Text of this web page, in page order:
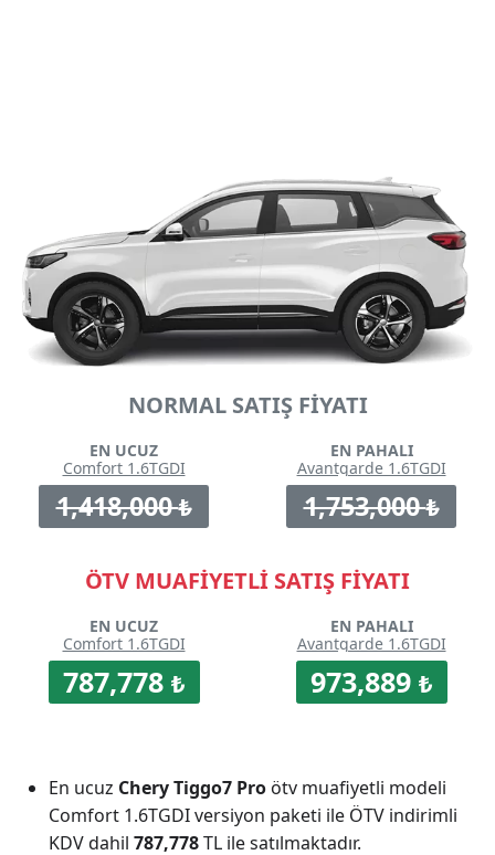
NORMAL SATIŞ FİYATI
EN UCUZ
Comfort 1.6TGDI
1,418,000₺
EN PAHALI
Avantgarde 1.6TGDI
1,753,000₺
ÖTV MUAFİYETLİ SATIŞ FİYATI
EN UCUZ
Comfort 1.6TGDI
787,778 ₺
EN PAHALI
Avantgarde 1.6TGDI
973,889 ₺
En ucuz Chery Tiggo7 Pro ötv muafiyetli modeli
Comfort 1.6TGDI versiyon paketi ile ÖTV indirimli
KDV dahil 787,778TL ile satılmaktadır.